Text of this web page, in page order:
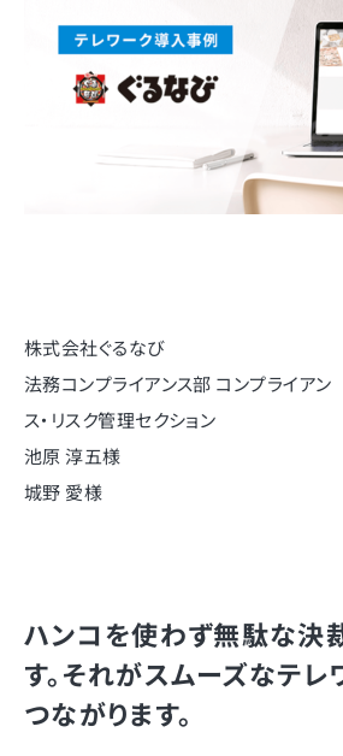
株式会社ぐるなび
法務コンプライアンス部 コンプライアン
ス・リスク管理セクション
池原 淳五様
城野 愛様
ハンコを使わず無駄な決
す。それがスムーズなテ
つながります。